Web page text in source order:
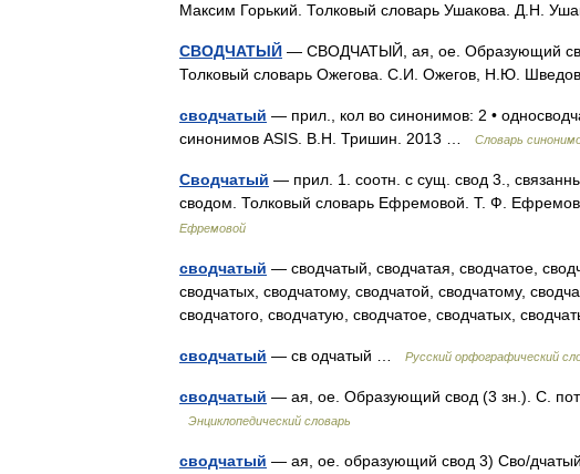
Максим Горький. Толковый словарь Ушакова. Д.Н.
СВОДЧАТЫЙ — СВОДЧАТЫЙ, ая, ое. Образующий
Толковый словарь Ожегова. С.И. Ожегов, Н.Ю.
сводчатый — прил., кол во синонимов: 2 •
синонимов ASIS. В.Н. Тришин. 2013 …
Словарь
Сводчатый — прил. 1. соотн. с сущ. свод 3.,
сводом. Толковый словарь Ефремовой. Т. Ф.
Ефремовой
сводчатый — сводчатый, сводчатая, сводчатое,
сводчатых, сводчатому, сводчатой, сводчатому,
сводчатого, сводчатую, сводчатое, сводчатых,
сводчатый — св одчатый … Русский орфографический
сводчатый — ая, ое. Образующий свод (3 зн.). С.
Энциклопедический словарь
сводчатый — ая, ое. образующий свод 3) Сво/